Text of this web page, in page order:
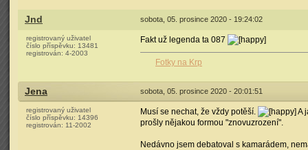
Jnd sobota, 05. prosince 2020 - 19:24:02
registrovaný uživatel
číslo příspěvku: 13481
registrován: 4-2003
Fakt už legenda ta 087
Fotky na Krp
Jena sobota, 05. prosince 2020 - 20:01:51
registrovaný uživatel
číslo příspěvku: 14396
registrován: 11-2002
Musí se nechat, že vždy potěší.
A
prošly nějakou formou "znovuzrození".
Nedávno jsem debatoval s kamarádem,